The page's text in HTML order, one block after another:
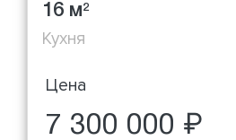
16 м2
Кухня
Цена
7 300 000 ₽